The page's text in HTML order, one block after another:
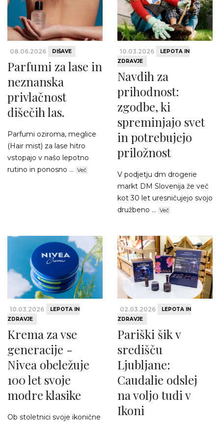
08.06.2026 DIŠAVE
Parfumi za lase in
neznanska
privlačnost
dišečih las.
Parfumi oziroma, meglice
(Hair mist) za lase hitro
vstopajo v našo lepotno
rutino in ponosno ... Več
10.03.2026
LEPOTA IN
ZDRAVJE
Navdih za
prihodnost:
zgodbe, ki
spreminjajo svet
in potrebujejo
priložnost
V podjetju dm drogerie
markt DM Slovenija že več
kot 30 let uresničujejo svojo
družbeno ... Več
10.03.2026
LEPOTA IN
ZDRAVJE
Krema za vse
generacije -
Nivea obeležuje
100 let svoje
modre klasike
Ob stoletnici svoje ikonične
02.03.2026
LEPOTA IN
ZDRAVJE
Pariški šik v
središču
Ljubljane:
Caudalie odslej
na voljo tudi v
Ikoni